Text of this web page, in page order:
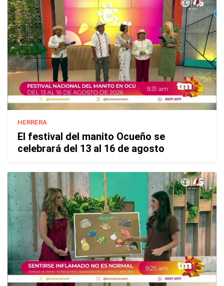
HERRERA
El festival del manito Ocueño se
celebrará del 13 al 16 de agosto